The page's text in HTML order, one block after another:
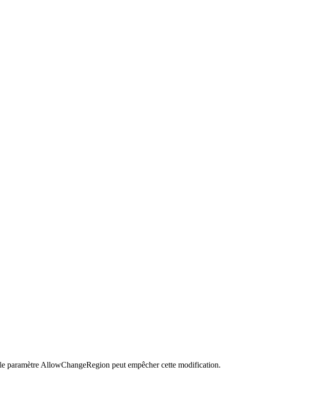
paramètre AllowChangeRegion peut empêcher cette modification.